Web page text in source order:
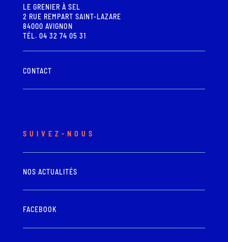
LE GRENIER À SEL
2 RUE REMPART SAINT-LAZARE
84000 AVIGNON
TÉL. 04 32 74 05 31
CONTACT
SUIVEZ-NOUS
NOS ACTUALITÉS
FACEBOOK